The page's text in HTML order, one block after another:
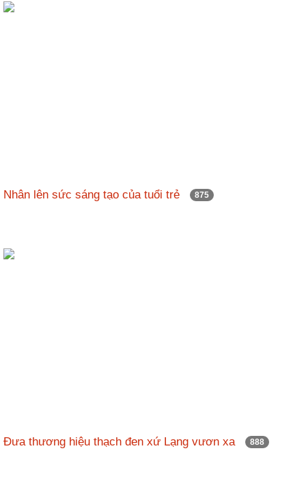
Nhân lên sức sáng tạo của tuổi trẻ 875
Đưa thương hiệu thạch đen xứ Lạng vươn xa 888